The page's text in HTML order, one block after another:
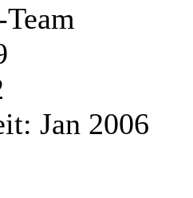
Jan 2006